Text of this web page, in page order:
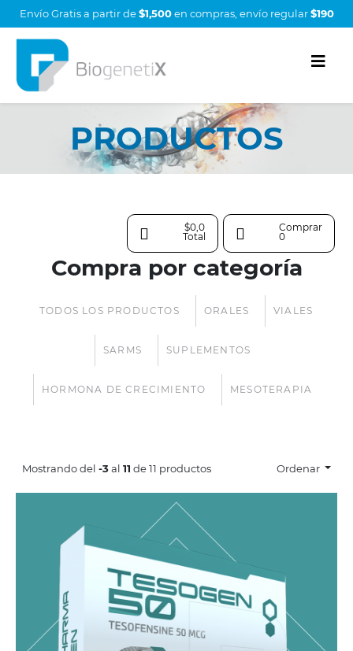
Envío Gratis a partir de$1,500en compras, envío regular$190
PRODUCTOS
$0,0
Total
Comprar
0
Compra por categoría
TODOS LOS PRODUCTOS ORALES VIALES
SARMS SUPLEMENTOS
HORMONA DE CRECIMIENTO MESOTERAPIA
Mostrando del -3al 11 de 11 productos Ordenar